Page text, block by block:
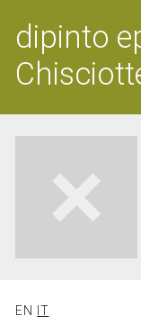
dipinto
EN IT